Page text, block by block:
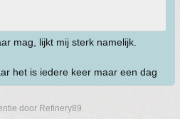
mag, lijkt mij sterk namelijk.
het is iedere keer maar een dag
door Refinery89